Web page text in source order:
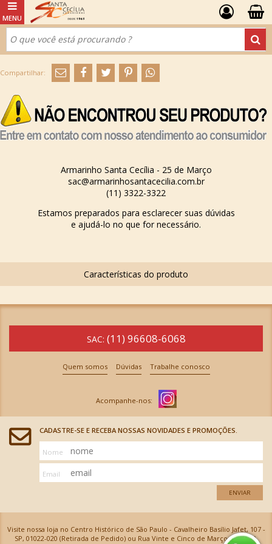
Armarinho Santa Cecília - 25 de Março
sac@armarinhosantacecilia.com.br
(11) 3322-3322
Estamos preparados para esclarecer suas dúvidas
e ajudá-lo no que for necessário.
SAC: (11) 96608-6068
Quem somos Dúvidas Trabalhe conosco
CADASTRE-SE E RECEBA NOSSAS NOVIDADES E PROMOÇÕES.
Nome
Email
ENVIAR
Visite nossa loja no Centro Histórico de São Paulo - Cavalheiro Basílio Jafet, 107 -
SP, 01022-020 (Retirada de Pedido) ou Rua Vinte e Cinco de Março, 576 - SP,